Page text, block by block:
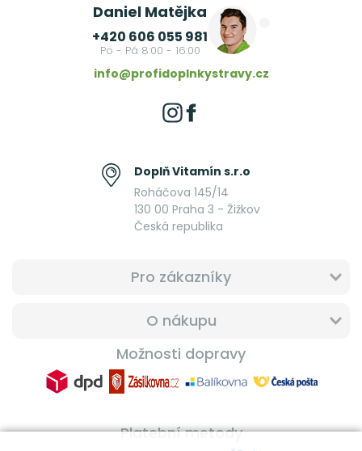
Daniel Matějka
+420 606 055 981
Po - Pá 8:00 - 16:00
info@profidoplnkystravy.cz
Doplň Vitamín s.r.o
Roháčova 145/14
130 00 Praha 3 - Žižkov
Česká republika
Pro zákazníky
O nákupu
Možnosti dopravy
Platební metody